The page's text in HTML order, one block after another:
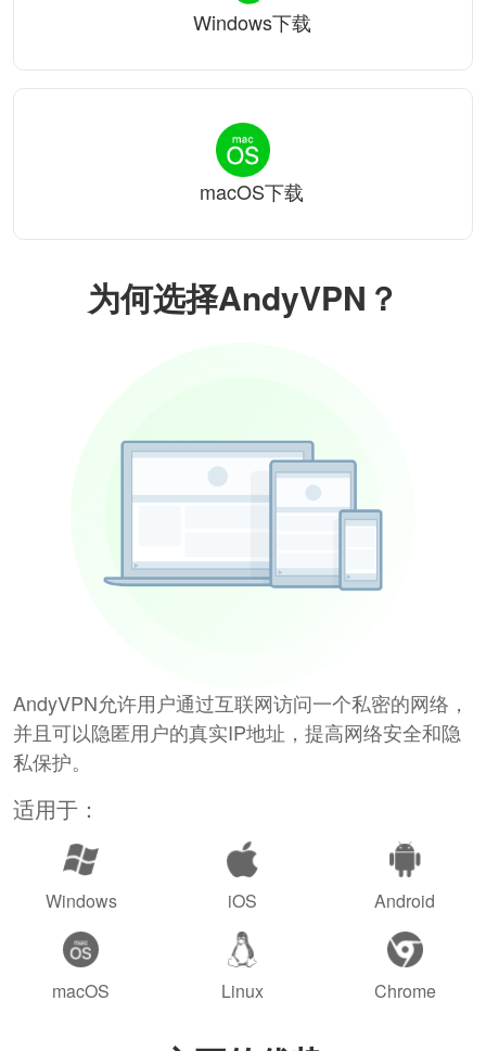
为何选择AndyVPN？
AndyVPN允许用户通过互联网访问一个私密的网络，
并且可以隐匿用户的真实IP地址，提高网络安全和隐
私保护。
适用于：
Windows iOS Android
macOS Linux Chrome
Windows下载
macOS下载